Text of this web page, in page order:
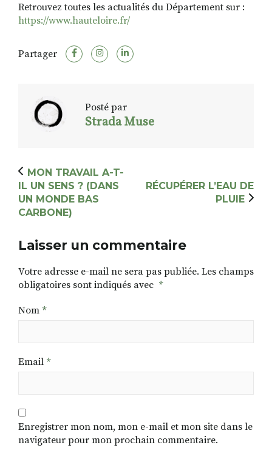
Retrouvez toutes les actualités du Département sur :
https://www.hauteloire.fr/
Partager
Posté par
Strada Muse
MON TRAVAIL A-T-
IL UN SENS ? (DANS
UN MONDE BAS
CARBONE)
RÉCUPÉRER L’EAU DE
PLUIE
Laisser un commentaire
Votre adresse e-mail ne sera pas publiée. Les champs
obligatoires sont indiqués avec *
Nom *
Email *
Enregistrer mon nom, mon e-mail et mon site dans le
navigateur pour mon prochain commentaire.